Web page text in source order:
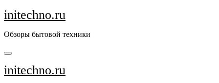
Перейти
к
initechno.ru
Обзоры бытовой техники
initechno.ru